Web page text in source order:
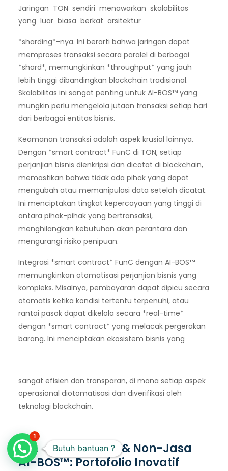
Jaringan TON sendiri menawarkan skalabilitas
yang luar biasa berkat arsitektur
*sharding*-nya. Ini berarti bahwa jaringan dapat
memproses transaksi secara paralel di berbagai
*shard*, memungkinkan *throughput* yang jauh
lebih tinggi dibandingkan blockchain tradisional.
Skalabilitas ini sangat penting untuk AI-BOS™ yang
mungkin perlu mengelola jutaan transaksi setiap hari
dari berbagai entitas bisnis.
Keamanan transaksi adalah aspek krusial lainnya.
Dengan *smart contract* FunC di TON, setiap
perjanjian bisnis dienkripsi dan dicatat di blockchain,
memastikan bahwa tidak ada pihak yang dapat
mengubah atau memanipulasi data setelah dicatat.
Ini menciptakan tingkat kepercayaan yang tinggi di
antara pihak-pihak yang bertransaksi,
menghilangkan kebutuhan akan perantara dan
mengurangi risiko penipuan.
Integrasi *smart contract* FunC dengan AI-BOS™
memungkinkan otomatisasi perjanjian bisnis yang
kompleks. Misalnya, pembayaran dapat dipicu secara
otomatis ketika kondisi tertentu terpenuhi, atau
rantai pasok dapat dikelola secara *real-time*
dengan *smart contract* yang melacak pergerakan
barang. Ini menciptakan ekosistem bisnis yang
sangat efisien dan transparan, di mana setiap aspek
operasional diotomatisasi dan diverifikasi oleh
teknologi blockchain.
2.5. Produk Jasa & Non-Jasa
AI-BOS™: Portofolio Inovatif
1
Butuh bantuan ?